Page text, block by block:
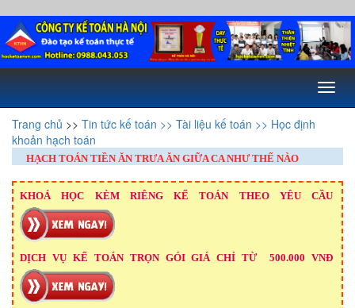
Toggle
Trang chủ >> Tin tức kế toán >> Tài liệu kế toán >> Học định
khoản hạch toán
HẠCH TOÁN TIỀN ĂN TRƯA ĂN GIỮA CA NHƯ THẾ NÀO
KHOÁ HỌC KÈM RIÊNG KẾ TOÁN THEO YÊU CẦU
DỊCH VỤ KẾ TOÁN TRỌN GÓI GIÁ CHỈ TỪ 500.000 VNĐ